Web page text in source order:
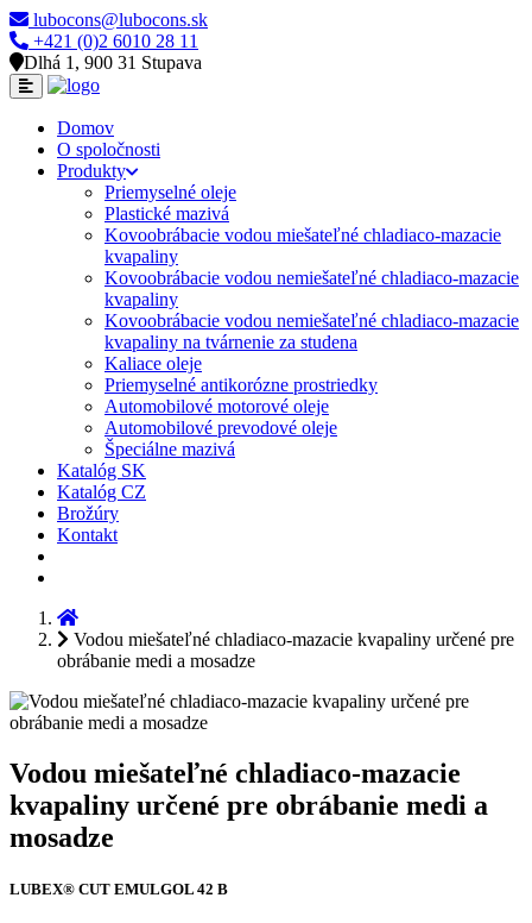
lubocons@lubocons.sk
+421 (0)2 6010 28 11
Dlhá 1, 900 31 Stupava
Domov
O spoločnosti
Produkty
Priemyselné oleje
Plastické mazivá
Kovoobrábacie vodou miešateľné chladiaco-mazacie
kvapaliny
Kovoobrábacie vodou nemiešateľné chladiaco-mazacie
kvapaliny
Kovoobrábacie vodou nemiešateľné chladiaco-mazacie
kvapaliny na tvárnenie za studena
Kaliace oleje
Priemyselné antikorózne prostriedky
Automobilové motorové oleje
Automobilové prevodové oleje
Špeciálne mazivá
Katalóg SK
Katalóg CZ
Brožúry
Kontakt
Vodou miešateľné chladiaco-mazacie kvapaliny určené pre
obrábanie medi a mosadze
Vodou miešateľné chladiaco-mazacie
kvapaliny určené pre obrábanie medi a
mosadze
LUBEX® CUT EMULGOL 42 B